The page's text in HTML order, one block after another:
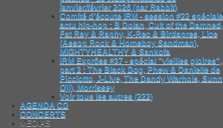
janvier/février 2026 (par Rabbit)
Comité d’écoute IRM - session #22 spéciale
actu hip-hop : B Dolan, Cult of the Damned,
Fat Ray & Raphy, K-Rec & Birdapres, Lice
(Aesop Rock & Homeboy Sandman),
MIGHTYHEALTHY & Sankofa
IRM Expr6ss #37 - spécial "vieilles gloires",
part 2 : The Black Dog, Phew & Danielle de
Picciotto, J-Live, The Dandy Warhols, Sunn
O))), Morrissey
Voir tous les autres (222)
AGENDA CD
CONCERTS
MEDIAS